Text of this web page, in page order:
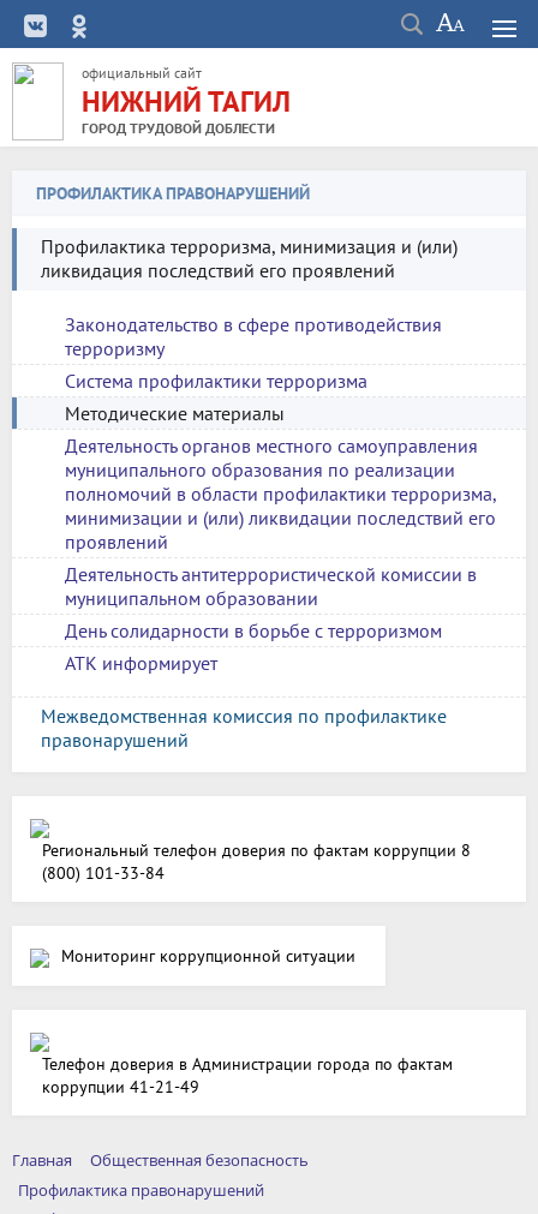
официальный сайт
НИЖНИЙ ТАГИЛ
ГОРОД ТРУДОВОЙ ДОБЛЕСТИ
ПРОФИЛАКТИКА ПРАВОНАРУШЕНИЙ
Профилактика терроризма, минимизация и (или)
ликвидация последствий его проявлений
Законодательство в сфере противодействия
терроризму
Система профилактики терроризма
Методические материалы
Деятельность органов местного самоуправления
муниципального образования по реализации
полномочий в области профилактики терроризма,
минимизации и (или) ликвидации последствий его
проявлений
Деятельность антитеррористической комиссии в
муниципальном образовании
День солидарности в борьбе с терроризмом
АТК информирует
Межведомственная комиссия по профилактике
правонарушений
Региональный телефон доверия по фактам коррупции 8
(800) 101-33-84
Мониторинг коррупционной ситуации
Телефон доверия в Администрации города по фактам
коррупции 41-21-49
Главная
Общественная безопасность
Профилактика правонарушений